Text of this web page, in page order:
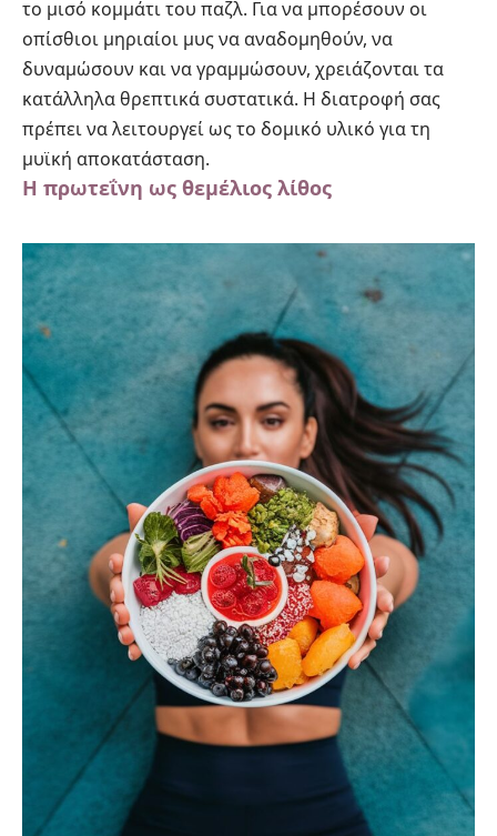
το μισό κομμάτι του παζλ. Για να μπορέσουν οι
οπίσθιοι μηριαίοι μυς να αναδομηθούν, να
δυναμώσουν και να γραμμώσουν, χρειάζονται τα
κατάλληλα θρεπτικά συστατικά. Η διατροφή σας
πρέπει να λειτουργεί ως το δομικό υλικό για τη
μυϊκή αποκατάσταση.
Η πρωτεΐνη ως θεμέλιος λίθος